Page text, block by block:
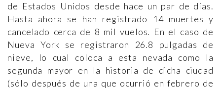
de Estados Unidos desde hace un par de días.
Hasta ahora se han registrado 14 muertes y
cancelado cerca de 8 mil vuelos. En el caso de
Nueva York se registraron 26.8 pulgadas de
nieve, lo cual coloca a esta nevada como la
segunda mayor en la historia de dicha ciudad
(sólo después de una que ocurrió en febrero de